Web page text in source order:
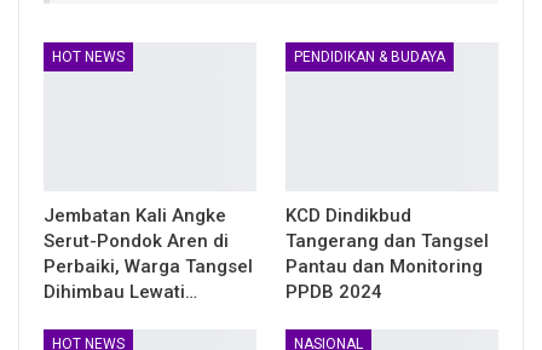
HOT NEWS
Jembatan Kali Angke
Serut-Pondok Aren di
Perbaiki, Warga Tangsel
Dihimbau Lewati…
PENDIDIKAN & BUDAYA
KCD Dindikbud
Tangerang dan Tangsel
Pantau dan Monitoring
PPDB 2024
HOT NEWS NASIONAL